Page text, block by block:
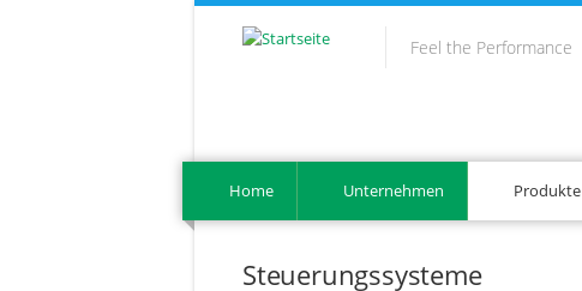
Feel the Performance
Home Unternehmen Produkte
Steuerungssysteme